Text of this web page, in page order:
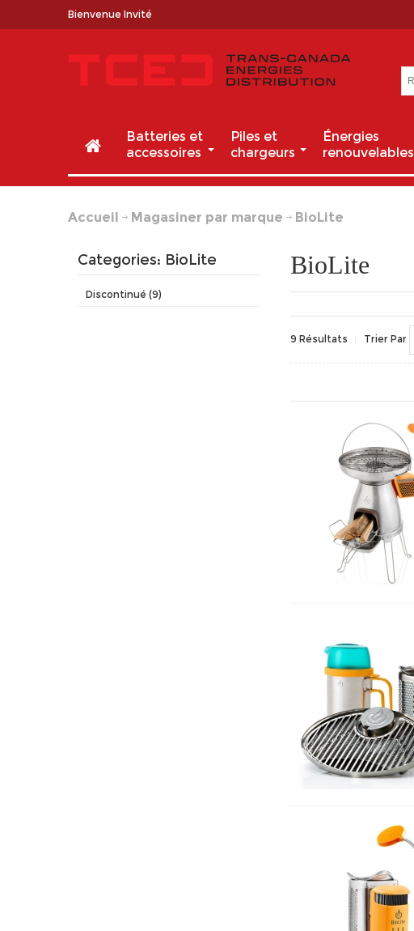
Bienvenue Invité
Batteries et
accessoires
Piles et
chargeurs
Énergies
renouvelables
Accueil Magasiner par marque BioLite
Categories: BioLite
Discontinué (9)
BioLite
9 Résultats Trier Par